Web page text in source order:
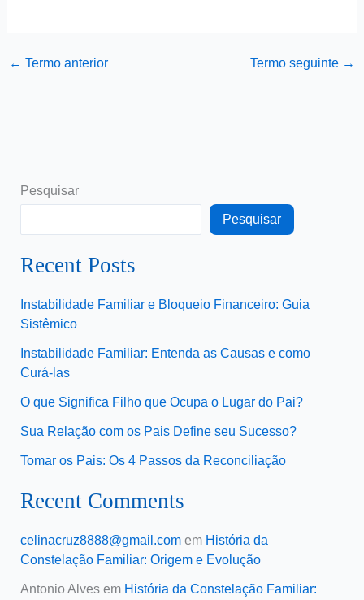
← Termo anterior Termo seguinte →
Pesquisar
Pesquisar
Recent Posts
Instabilidade Familiar e Bloqueio Financeiro: Guia
Sistêmico
Instabilidade Familiar: Entenda as Causas e como
Curá-las
O que Significa Filho que Ocupa o Lugar do Pai?
Sua Relação com os Pais Define seu Sucesso?
Tomar os Pais: Os 4 Passos da Reconciliação
Recent Comments
celinacruz8888@gmail.comem História da
Constelação Familiar: Origem e Evolução
Antonio Alvesem História da Constelação Familiar: